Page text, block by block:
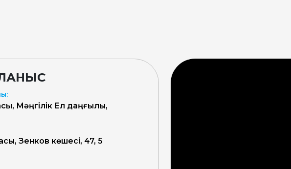
Мәңгілік Ел даңғылы,
Зенков көшесі, 47, 5